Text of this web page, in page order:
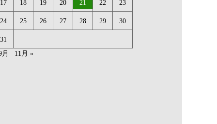
17 18 19 20 21 22 23
24 25 26 27 28 29 30
31
月
11月 »